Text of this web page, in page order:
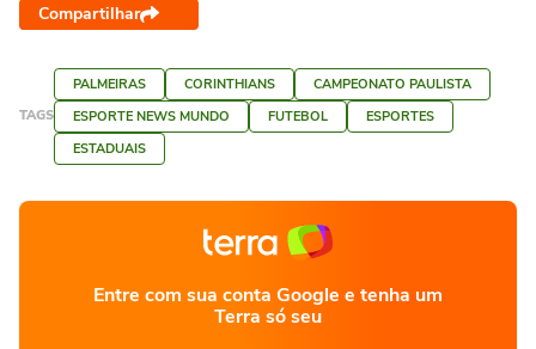
Compartilhar
TAGS
PALMEIRAS CORINTHIANS
CAMPEONATO PAULISTA
ESPORTE NEWS MUNDO
FUTEBOL
ESPORTES
ESTADUAIS
Entre com sua conta Google e tenha um
Terra só seu